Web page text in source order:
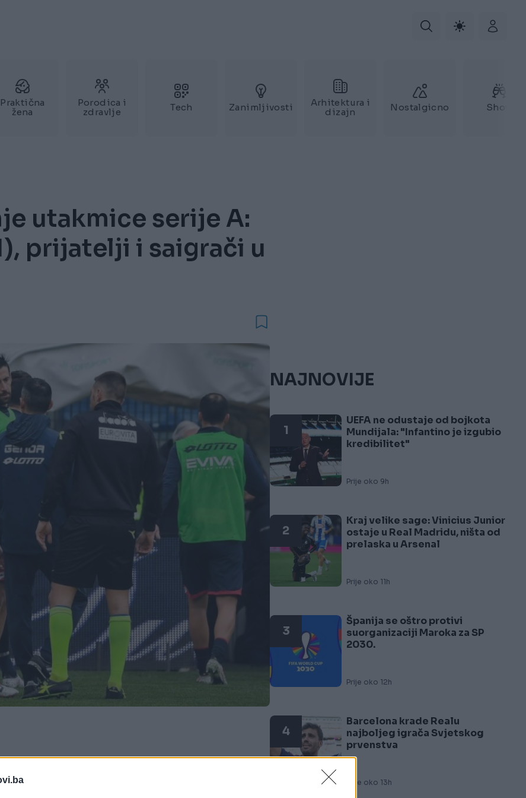
Praktična
žena
Porodica i
zdravlje
Tech Zanimljivosti
Arhitektura i
dizajn
Nostalgicno Show
utakmice serije A:
prijatelji i saigrači u
u snu u 31. godini života. Tragična vijest
NAJNOVIJE
1
UEFA ne odustaje od bojkota
Mundijala: "Infantino je izgubio
kredibilitet"
Prije oko 9h
2
Kraj velike sage: Vinicius Junior
ostaje u Real Madridu, ništa od
prelaska u Arsenal
Prije oko 11h
3
Španija se oštro protivi
suorganizaciji Maroka za SP
2030.
Prije oko 12h
4
Barcelona krade Realu
najboljeg igrača Svjetskog
prvenstva
Prije oko 13h